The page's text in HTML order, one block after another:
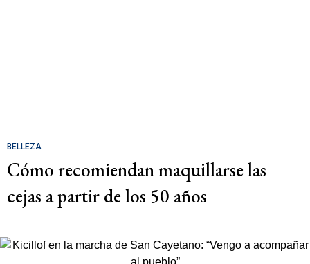
BELLEZA
Cómo recomiendan maquillarse las
cejas a partir de los 50 años